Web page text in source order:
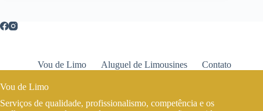
Vou de Limo Aluguel de Limousines Contato
Vou de Limo
Serviços de qualidade, profissionalismo, competência e os